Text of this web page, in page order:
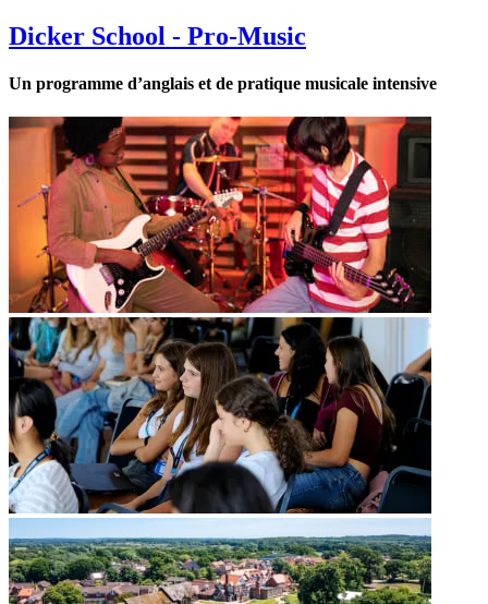
Dicker School - Pro-Music
Un programme d’anglais et de pratique musicale intensive